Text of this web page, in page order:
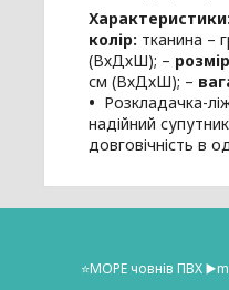
Характеристики:
колір: тканина –
(ВхДхШ); –
см (ВхДхШ); –
Розкладачка-
надійний
довговічність в